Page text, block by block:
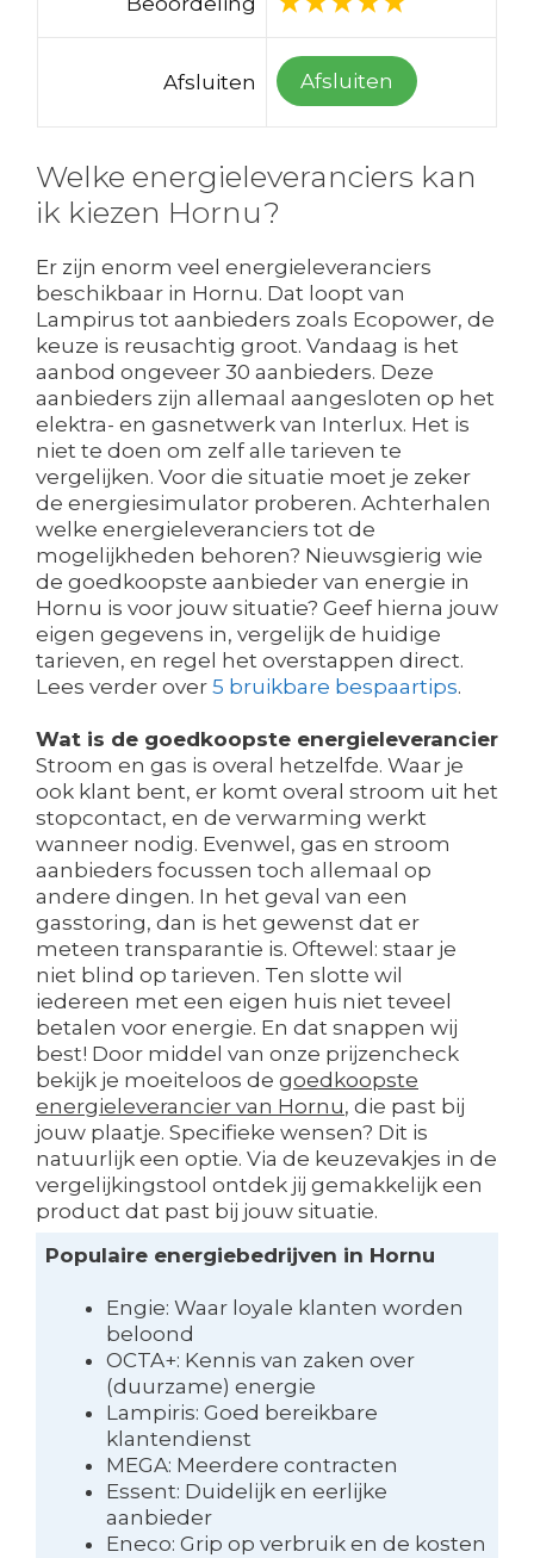
Afsluiten Afsluiten
Welke energieleveranciers kan
ik kiezen Hornu?
Er zijn enorm veel energieleveranciers
beschikbaar in Hornu. Dat loopt van
Lampirus tot aanbieders zoals Ecopower, de
keuze is reusachtig groot. Vandaag is het
aanbod ongeveer 30 aanbieders. Deze
aanbieders zijn allemaal aangesloten op het
elektra- en gasnetwerk van Interlux. Het is
niet te doen om zelf alle tarieven te
vergelijken. Voor die situatie moet je zeker
de energiesimulator proberen. Achterhalen
welke energieleveranciers tot de
mogelijkheden behoren? Nieuwsgierig wie
de goedkoopste aanbieder van energie in
Hornu is voor jouw situatie? Geef hierna jouw
eigen gegevens in, vergelijk de huidige
tarieven, en regel het overstappen direct.
Lees verder over 5 bruikbare bespaartips.
Wat is de goedkoopste energieleverancier
Stroom en gas is overal hetzelfde. Waar je
ook klant bent, er komt overal stroom uit het
stopcontact, en de verwarming werkt
wanneer nodig. Evenwel, gas en stroom
aanbieders focussen toch allemaal op
andere dingen. In het geval van een
gasstoring, dan is het gewenst dat er
meteen transparantie is. Oftewel: staar je
niet blind op tarieven. Ten slotte wil
iedereen met een eigen huis niet teveel
betalen voor energie. En dat snappen wij
best! Door middel van onze prijzencheck
bekijk je moeiteloos de goedkoopste
energieleverancier van Hornu, die past bij
jouw plaatje. Specifieke wensen? Dit is
natuurlijk een optie. Via de keuzevakjes in de
vergelijkingstool ontdek jij gemakkelijk een
product dat past bij jouw situatie.
Populaire energiebedrijven in Hornu
Engie: Waar loyale klanten worden
beloond
OCTA+: Kennis van zaken over
(duurzame) energie
Lampiris: Goed bereikbare
klantendienst
MEGA: Meerdere contracten
Essent: Duidelijk en eerlijke
aanbieder
Eneco: Grip op verbruik en de kosten